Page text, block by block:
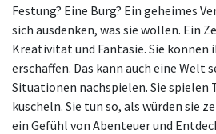
Festung? Eine Burg? Ein geheimes
sich ausdenken, was sie wollen. Ein
Kreativität und Fantasie. Sie können
erschaffen. Das kann auch eine Welt
Situationen nachspielen. Sie spielen
kuscheln. Sie tun so, als würden sie
ein Gefühl von Abenteuer und